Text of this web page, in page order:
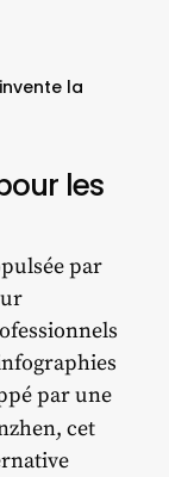
la
les
par
par une
cet